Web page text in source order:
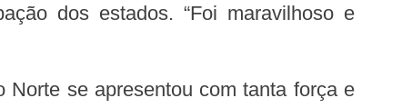
dos estados. “Foi maravilhoso e